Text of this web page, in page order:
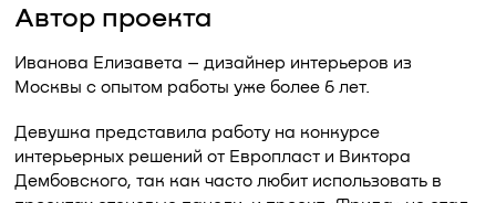
Автор проекта
Иванова Елизавета – дизайнер интерьеров из
Москвы с опытом работы уже более 6 лет.
Девушка представила работу на конкурсе
интерьерных решений от Европласт и Виктора
Дембовского, так как часто любит использовать в